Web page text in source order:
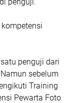
penguji dari
sebelum
Training
Pewarta Foto